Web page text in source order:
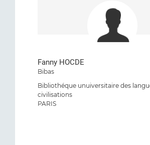
Fanny HOCDE
Bibas
Bibliothéque unuiversitaire des
civilisations
PARIS